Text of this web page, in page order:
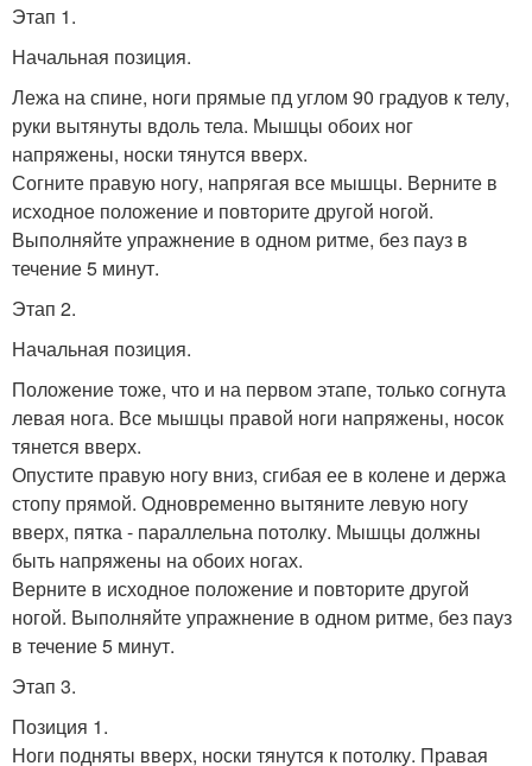
Этап 1.
Начальная позиция.
Лежа на спине, ноги прямые пд углом 90 градуов к телу,
руки вытянуты вдоль тела. Мышцы обоих ног
напряжены, носки тянутся вверх.
Согните правую ногу, напрягая все мышцы. Верните в
исходное положение и повторите другой ногой.
Выполняйте упражнение в одном ритме, без пауз в
течение 5 минут.
Этап 2.
Начальная позиция.
Положение тоже, что и на первом этапе, только согнута
левая нога. Все мышцы правой ноги напряжены, носок
тянется вверх.
Опустите правую ногу вниз, сгибая ее в колене и держа
стопу прямой. Одновременно вытяните левую ногу
вверх, пятка - параллельна потолку. Мышцы должны
быть напряжены на обоих ногах.
Верните в исходное положение и повторите другой
ногой. Выполняйте упражнение в одном ритме, без пауз
в течение 5 минут.
Этап 3.
Позиция 1.
Ноги подняты вверх, носки тянутся к потолку. Правая